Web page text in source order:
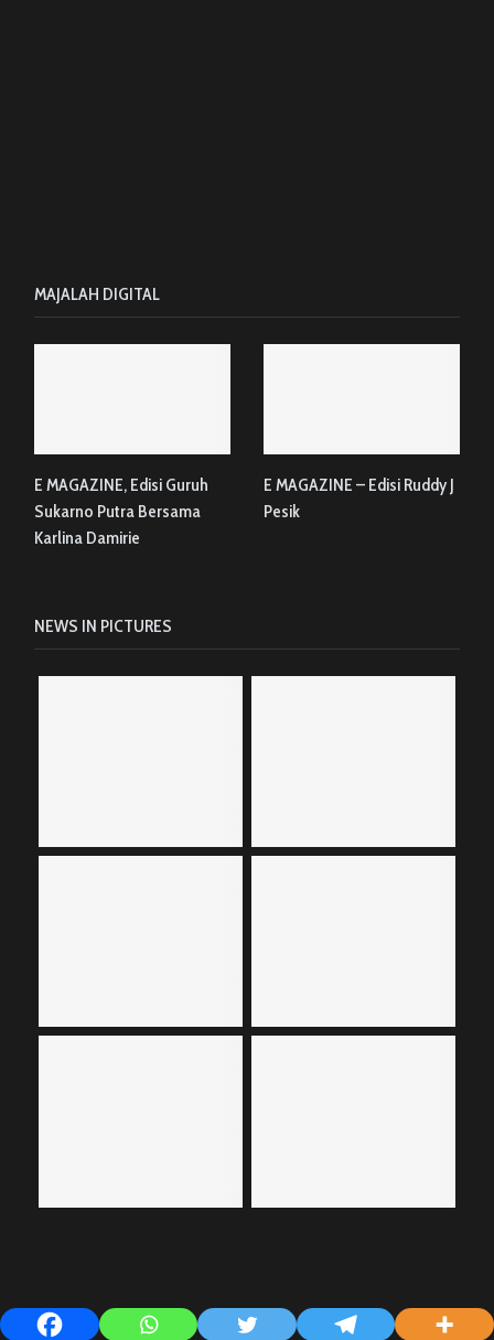
MAJALAH DIGITAL
E MAGAZINE, Edisi Guruh
Sukarno Putra Bersama
Karlina Damirie
E MAGAZINE – Edisi Ruddy J
Pesik
NEWS IN PICTURES